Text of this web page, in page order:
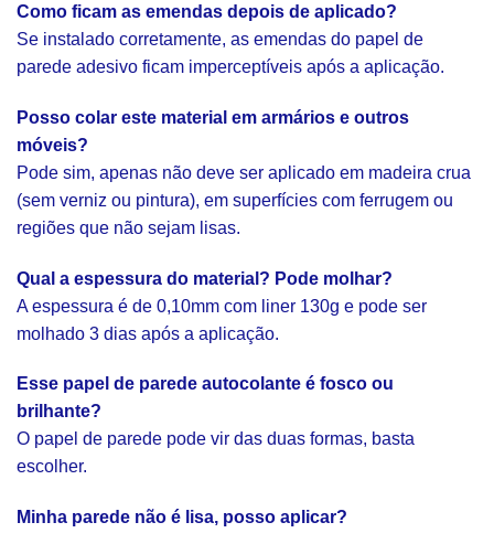
Como ficam as emendas depois de aplicado?
Se instalado corretamente, as emendas do papel de
parede adesivo ficam imperceptíveis após a aplicação.
Posso colar este material em armários e outros
móveis?
Pode sim, apenas não deve ser aplicado em madeira crua
(sem verniz ou pintura), em superfícies com ferrugem ou
regiões que não sejam lisas.
Qual a espessura do material? Pode molhar?
A espessura é de 0,10mm com liner 130g e pode ser
molhado 3 dias após a aplicação.
Esse papel de parede autocolante é fosco ou
brilhante?
O papel de parede pode vir das duas formas, basta
escolher.
Minha parede não é lisa, posso aplicar?